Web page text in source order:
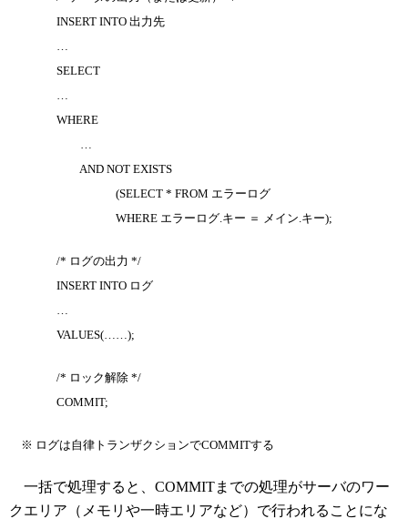
INSERT INTO 出力先
…
SELECT
…
WHERE
…
AND NOT EXISTS
(SELECT * FROM エラーログ
WHERE エラーログ.キー ＝ メイン.キー);
/* ログの出力 */
INSERT INTO ログ
…
VALUES(……);
/* ロック解除 */
COMMIT;
※ ログは自律トランザクションでCOMMITする
一括で処理すると、COMMITまでの処理がサーバのワー
クエリア（メモリや一時エリアなど）で行われることにな